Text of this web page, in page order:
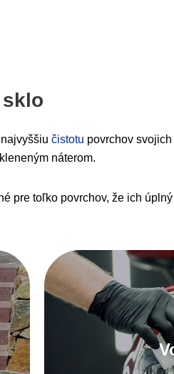
čistotu povrchov
náterom.
pre toľko povrchov, že ich